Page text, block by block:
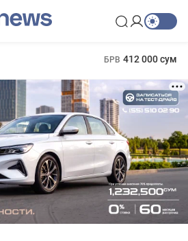
БРВ 412 000 сум